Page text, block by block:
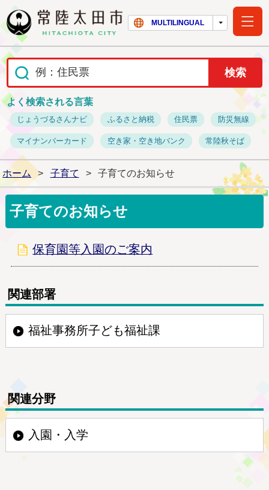
常陸太田市ホー
MULTILINGUAL
よく検索される言葉
じょうづるさんナビ ふるさと納税 住民票 防災無線
マイナンバーカード 空き家・空き地バンク 常陸秋そば
ホーム > 子育て > 子育てのお知らせ
子育てのお知らせ
保育園等入園のご案内
関連部署
福祉事務所子ども福祉課
関連分野
入園・入学